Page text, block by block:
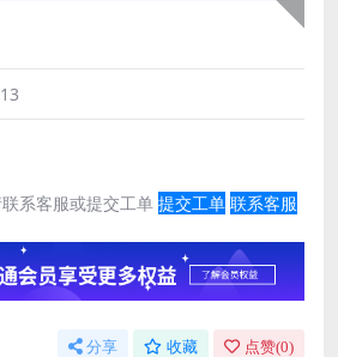
系客服或提交工单 提交工单 联系客服
分享 收藏 点赞(0)